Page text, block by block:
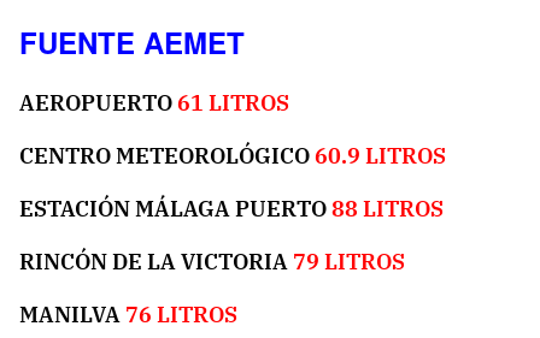
FUENTE AEMET
AEROPUERTO61 LITROS
CENTRO METEOROLÓGICO60.9 LITROS
ESTACIÓN MÁLAGA PUERTO88 LITROS
RINCÓN DE LA VICTORIA 79 LITROS
MANILVA 76 LITROS